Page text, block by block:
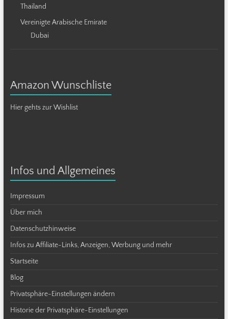
Thailand
Vereinigte Arabische Emirate
Dubai
Amazon Wunschliste
Hier gehts zur Wishlist
Infos und Allgemeines
Impressum
Über mich
Datenschutzhinweise
Infos zu Affiliate-Links, Anzeigen, Werbung und mehr
Startseite
Blog
Privatsphäre-Einstellungen ändern
Historie der Privatsphäre-Einstellungen